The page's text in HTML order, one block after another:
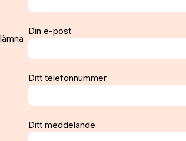
Din e-post
Ditt telefonnummer
Ditt meddelande